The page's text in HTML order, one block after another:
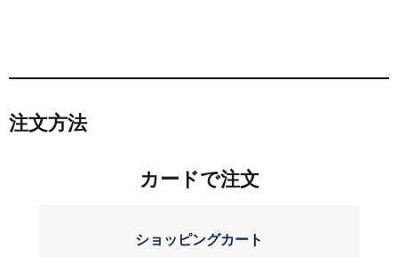
注文方法
カードで注文
ショッピングカート